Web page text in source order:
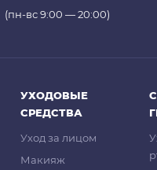
(пн-вс 9:00 — 20:00)
УХОДОВЫЕ
СРЕДСТВА
Уход за лицом
Макияж